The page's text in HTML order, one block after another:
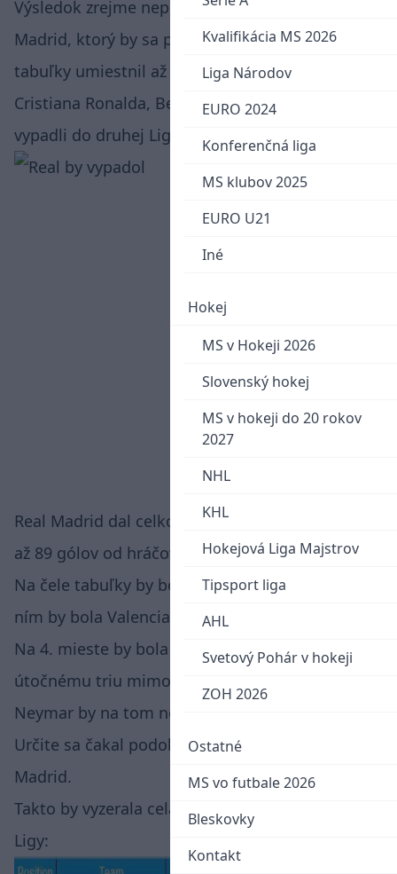
Kvalifikácia MS 2026
Liga Národov
EURO 2024
Konferenčná liga
MS klubov 2025
EURO U21
Iné
Hokej
MS v Hokeji 2026
Slovenský hokej
MS v hokeji do 20 rokov
2027
NHL
KHL
Hokejová Liga Majstrov
Tipsport liga
AHL
Svetový Pohár v hokeji
ZOH 2026
Ostatné
MS vo futbale 2026
Bleskovky
Kontakt
Výsledok zrejme nepoteší fanúšikov Realu
Madrid, ktorý by sa podľa takejto imaginárnej
tabuľky umiestnil až na 18. mieste. Bez gólov
Cristiana Ronalda, Benzemu a Balea by teda
vypadli do druhej Ligy, teda Segunda Division.
Real Madrid dal celkovo 118 gólov. Z toho bolo
až 89 gólov od hráčov mimo Španielska.
Na čele tabuľky by bol Athletic Bilbao, tesne za
ním by bola Valencia a Sevilla.
Na 4. mieste by bola Barcelona, ktorá aj napriek
útočnému triu mimo Španielska, Messi, Suarez a
Neymar by na tom nebola až tak najhoršie.
Určite sa čakal podobný výsledok ako Real
Madrid.
Takto by vyzerala celá spomínaná tabuľka La
Ligy: